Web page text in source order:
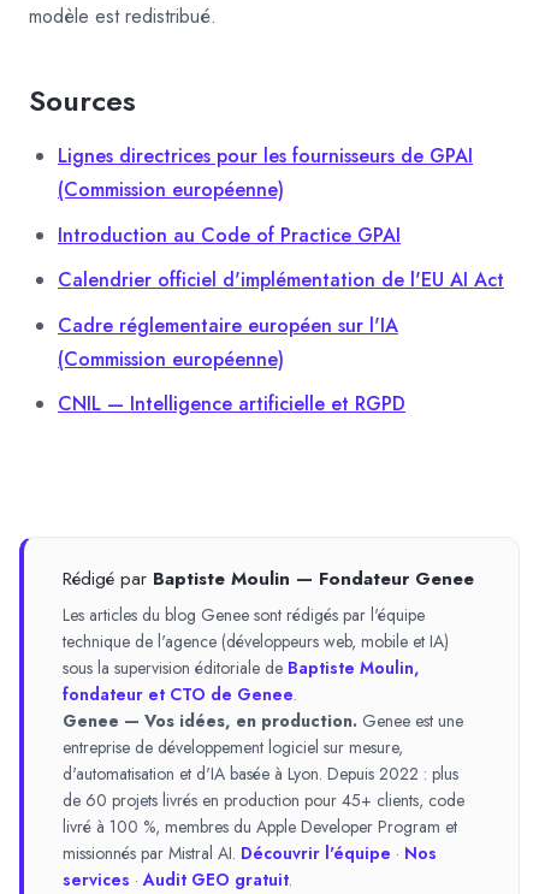
modèle est redistribué.
Sources
Lignes directrices pour les fournisseurs de GPAI
(Commission européenne)
Introduction au Code of Practice GPAI
Calendrier officiel d'implémentation de l'EU AI Act
Cadre réglementaire européen sur l'IA
(Commission européenne)
CNIL — Intelligence artificielle et RGPD
Rédigé par Baptiste Moulin — Fondateur Genee
Les articles du blog Genee sont rédigés par l'équipe
technique de l'agence (développeurs web, mobile et IA)
sous la supervision éditoriale de Baptiste Moulin,
fondateur et CTO de Genee.
Genee — Vos idées, en production. Genee est une
entreprise de développement logiciel sur mesure,
d'automatisation et d'IA basée à Lyon. Depuis 2022 : plus
de 60 projets livrés en production pour 45+ clients, code
livré à 100 %, membres du Apple Developer Program et
missionnés par Mistral AI. Découvrir l'équipe · Nos
services ·Audit GEO gratuit.